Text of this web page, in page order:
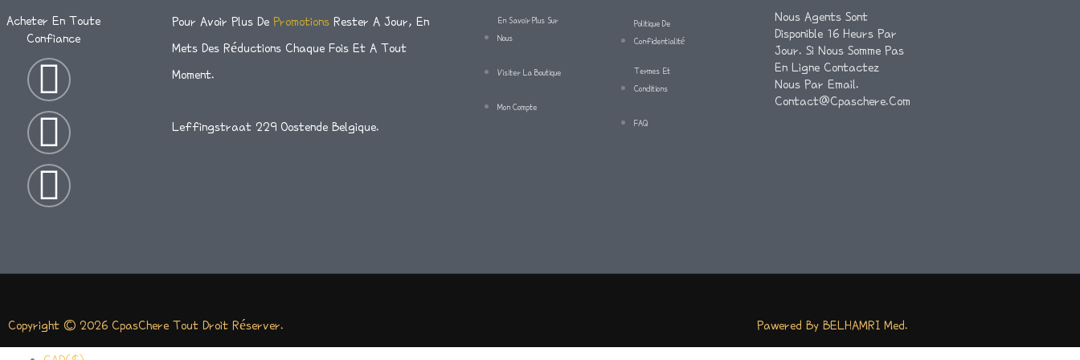
Acheter En Toute
Confiance
I
N
S
T
G
R
T
W
I
T
E
R
F
A
C
E
O
O
Pour Avoir Plus DePromotionsRester A Jour, En
Mets Des Réductions Chaque Fois Et A Tout
Moment.
Leffingstraat 229 Oostende Belgique.
En Savoir Plus Sur
Nous
Visiter La Boutique
Mon Compte
Politique De
Confidentialité
Termes Et
Conditions
FAQ
Nous Agents Sont
Disponible 16 Heurs Par
Jour. Si Nous Somme Pas
En Ligne Contactez
Nous Par Email.
Contact@cpaschere.com
Copyright © 2026 CpasChere Tout Droit Réserver. Pawered By BELHAMRI Med.